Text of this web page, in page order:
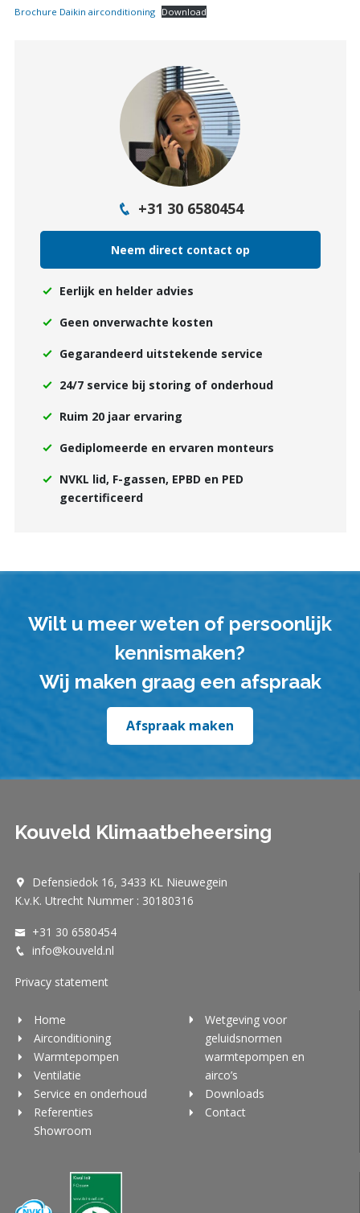
Brochure Daikin airconditioning Download
+31 30 6580454
Neem direct contact op
Eerlijk en helder advies
Geen onverwachte kosten
Gegarandeerd uitstekende service
24/7 service bij storing of onderhoud
Ruim 20 jaar ervaring
Gediplomeerde en ervaren monteurs
NVKL lid, F-gassen, EPBD en PED
gecertificeerd
Wilt u meer weten of persoonlijk
kennismaken?
Wij maken graag een afspraak
Afspraak maken
Kouveld Klimaatbeheersing
Defensiedok 16, 3433 KL Nieuwegein
K.v.K. Utrecht Nummer : 30180316
+31 30 6580454
info@kouveld.nl
Privacy statement
Home
Airconditioning
Warmtepompen
Ventilatie
Service en onderhoud
Referenties
Showroom
Wetgeving voor
geluidsnormen
warmtepompen en
airco’s
Downloads
Contact